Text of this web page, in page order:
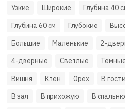
Узкие
Широкие Глубина 40
Глубина 60 см
Глубокие
Большие
Маленькие 2-
4-дверные
Светлые Темные
Вишня
Клен Орех В
В зал
В прихожую В спальню